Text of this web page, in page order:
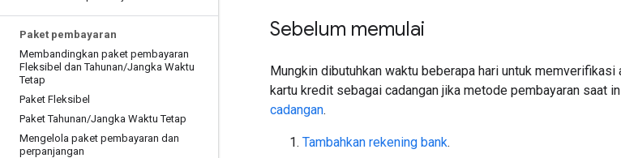
Paket pembayaran
Membandingkan paket pembayaran
Fleksibel dan Tahunan/Jangka Waktu
Tetap
Paket Fleksibel
Paket Tahunan/Jangka Waktu Tetap
Mengelola paket pembayaran dan
perpanjangan
Sebelum memulai
Mungkin dibutuhkan waktu beberapa hari untuk memverifikasi
kartu kredit sebagai cadangan jika metode pembayaran saat
cadangan.
Tambahkan rekening bank.